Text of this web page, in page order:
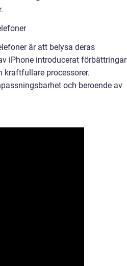
är att belysa deras
iPhone introducerat förbättringar
kraftfullare processorer.
och beroende av